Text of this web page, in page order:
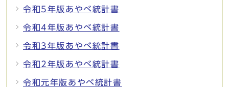
令和5年版あやべ統計書
令和4年版あやべ統計書
令和3年版あやべ統計書
令和2年版あやべ統計書
令和元年版あやべ統計書